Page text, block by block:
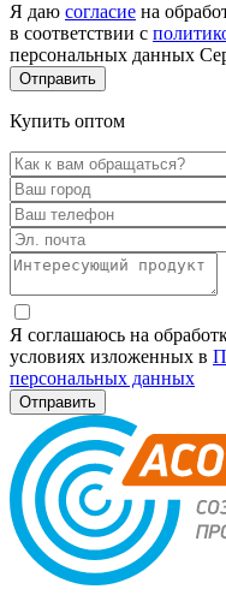
Я даю согласие на
в соответствии с
персональных данных
Купить оптом
Я соглашаюсь на
условиях изложенных в
персональных данных